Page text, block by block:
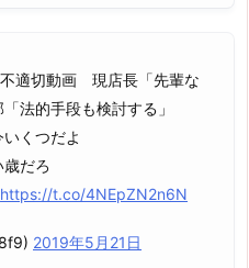
適切動画 現店長「先輩な
法的手段も検討する」
くつだよ
だろ
https://t.co/4NEpZN2n6N
2019年5月21日